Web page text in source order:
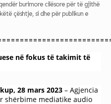
burimore cilësore për të gjithë
çështje, si dhe për publikun e
në fokus të takimit të
28 mars 2023 – Agjencia
shërbime mediatike audio